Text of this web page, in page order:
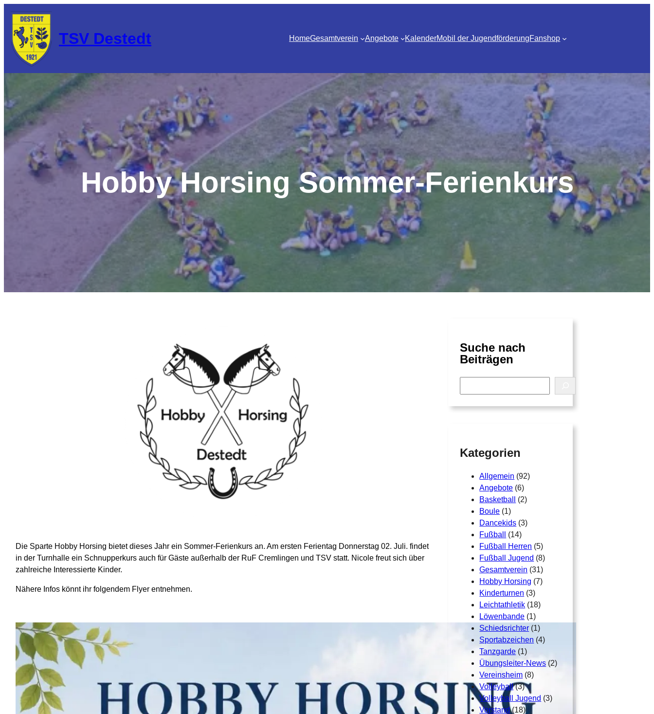
Inhalt
springen
TSV Destedt HomeGesamtverein Angebote KalenderMobil der JugendförderungFanshop
Hobby Horsing Sommer-Ferienkurs
Die Sparte Hobby Horsing bietet dieses Jahr ein Sommer-Ferienkurs an. Am ersten Ferientag Donnerstag 02. Juli. findet
in der Turnhalle ein Schnupperkurs auch für Gäste außerhalb der RuF Cremlingen und TSV statt. Nicole freut sich über
zahlreiche Interessierte Kinder.
Nähere Infos könnt ihr folgendem Flyer entnehmen.
Suche nach
Beiträgen
e
a
Kategorien
Allgemein (92)
Angebote (6)
Basketball
(2)
Boule (1)
Dancekids (3)
Fußball
(14)
Fußball Herren (5)
Fußball Jugend (8)
Gesamtverein (31)
Hobby Horsing (7)
Kinderturnen (3)
Leichtathletik (18)
Löwenbande (1)
Schiedsrichter (1)
Sportabzeichen (4)
Tanzgarde (1)
Übungsleiter-News (2)
Vereinsheim (8)
Volleyball(3)
Volleyball Jugend (3)
Vorstand(18)